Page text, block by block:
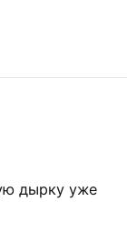
дырку уже